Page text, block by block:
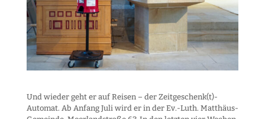
Und wieder geht er auf Reisen – der Zeitgeschenk(t)-
Automat. Ab Anfang Juli wird er in der Ev.-Luth. Matthäus-